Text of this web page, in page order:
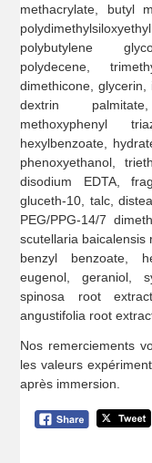
methacrylate, butyl
polybutylene
polydecene,
dimethicone, glycerin,
dextrin
methoxyphenyl
hexylbenzoate,
phenoxyethanol,
disodium EDTA,
gluceth-10, talc,
PEG/PPG-14/7
scutellaria baicalensis
benzyl benzoate,
eugenol, geraniol,
spinosa root
angustifolia root
Nos remerciements
les valeurs
après immersion.